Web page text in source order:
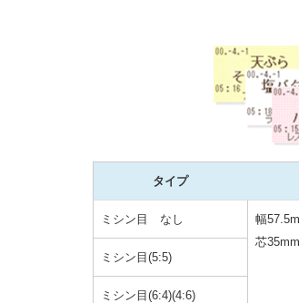
タイプ
ミシン目 なし
幅
芯35mm
ミシン目(5:5)
ミシン目(6:4)(4:6)